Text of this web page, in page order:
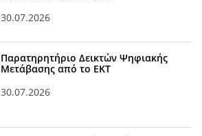
30.07.2026
Παρατηρητήριο Δεικτών Ψηφιακής
Μετάβασης από το ΕΚΤ
30.07.2026